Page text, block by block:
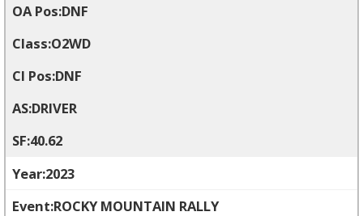
DNF
O2WD
DNF
DRIVER
40.62
2023
ROCKY MOUNTAIN RALLY